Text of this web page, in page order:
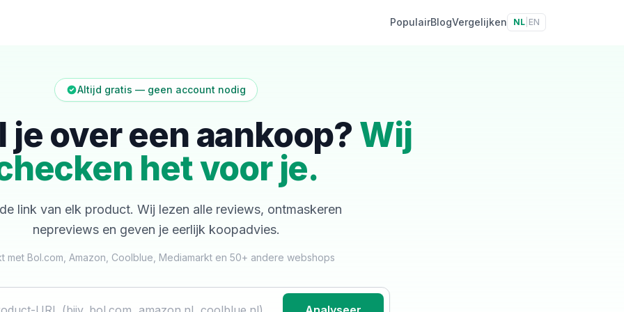
PopulairBlogVergelijken NL EN
Altijd gratis — geen account nodig
je over een aankoop? Wij
het voor je.
link van elk product. Wij lezen alle reviews, ontmaskeren
nepreviews en geven je eerlijk koopadvies.
met Bol.com, Amazon, Coolblue, Mediamarkt en 50+ andere webshops